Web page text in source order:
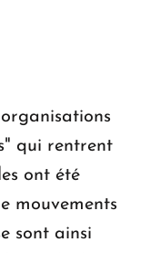
qui rentrent
ont été
mouvements
sont ainsi